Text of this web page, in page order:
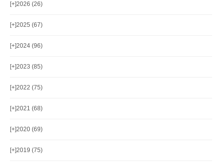
[+]2026 (26)
[+]2025 (67)
[+]2024 (96)
[+]2023 (85)
[+]2022 (75)
[+]2021 (68)
[+]2020 (69)
[+]2019 (75)